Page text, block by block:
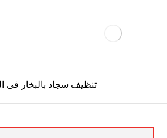
تنظيف سجاد بالبخار فى